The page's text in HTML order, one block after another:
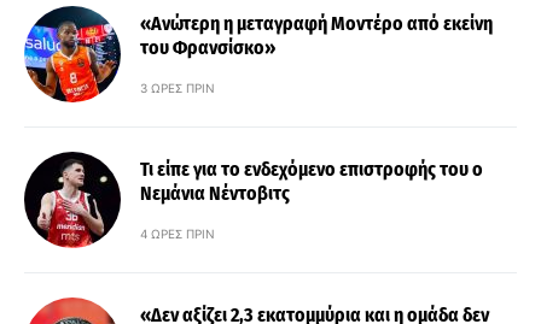
«Ανώτερη η μεταγραφή Μοντέρο από εκείνη
του Φρανσίσκο»
3 ΏΡΕΣ ΠΡΙΝ
Τι είπε για το ενδεχόμενο επιστροφής του ο
Νεμάνια Νέντοβιτς
4 ΏΡΕΣ ΠΡΙΝ
«Δεν αξίζει 2,3 εκατομμύρια και η ομάδα δεν